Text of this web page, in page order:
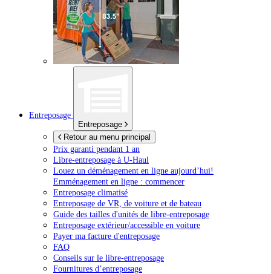
Entreposage
Entreposage
Retour au menu principal
Prix garanti pendant 1 an
Libre-entreposage à U-Haul
Louez un déménagement en ligne aujourd’hui!
Emménagement en ligne : commencer
Entreposage climatisé
Entreposage de VR, de voiture et de bateau
Guide des tailles d'unités de libre-entreposage
Entreposage extérieur/accessible en voiture
Payer ma facture d'entreposage
FAQ
Conseils sur le libre-entreposage
Fournitures d’entreposage